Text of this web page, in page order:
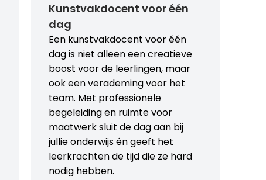
Kunstvakdocent voor één
dag
Een kunstvakdocent voor één
dag is niet alleen een creatieve
boost voor de leerlingen, maar
ook een verademing voor het
team. Met professionele
begeleiding en ruimte voor
maatwerk sluit de dag aan bij
jullie onderwijs én geeft het
leerkrachten de tijd die ze hard
nodig hebben.